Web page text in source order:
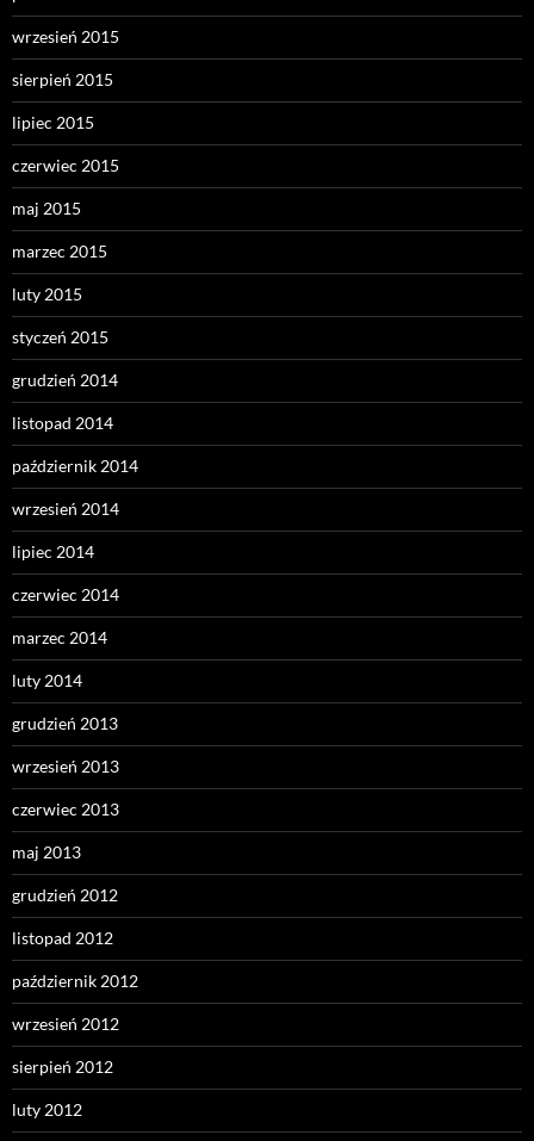
wrzesień 2015
sierpień 2015
lipiec 2015
czerwiec 2015
maj 2015
marzec 2015
luty 2015
styczeń 2015
grudzień 2014
listopad 2014
październik 2014
wrzesień 2014
lipiec 2014
czerwiec 2014
marzec 2014
luty 2014
grudzień 2013
wrzesień 2013
czerwiec 2013
maj 2013
grudzień 2012
listopad 2012
październik 2012
wrzesień 2012
sierpień 2012
luty 2012